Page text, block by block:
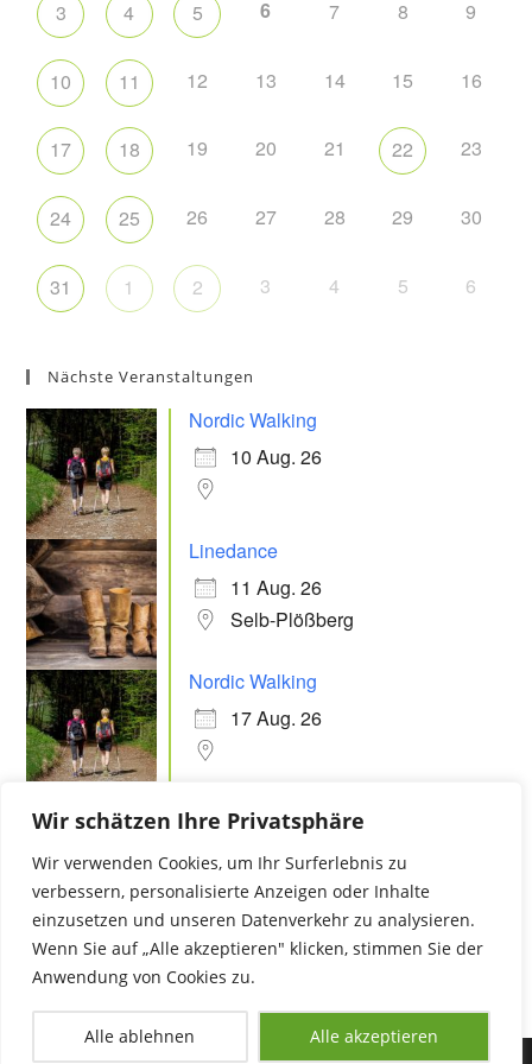
Wir schätzen Ihre Privatsphäre
Wir verwenden Cookies, um Ihr Surferlebnis zu
verbessern, personalisierte Anzeigen oder Inhalte
einzusetzen und unseren Datenverkehr zu analysieren.
Wenn Sie auf „Alle akzeptieren" klicken, stimmen Sie der
Anwendung von Cookies zu.
Alle ablehnen Alle akzeptieren
3 4 5 6 7 8 9
10 11 12 13 14 15 16
17 18 19 20 21 22 23
24 25 26 27 28 29 30
31 1 2 3 4 5 6
Nächste Veranstaltungen
Nordic Walking
10 Aug. 26
Linedance
11 Aug. 26
Selb-Plößberg
Nordic Walking
17 Aug. 26
Linedance
Selb-Plößberg